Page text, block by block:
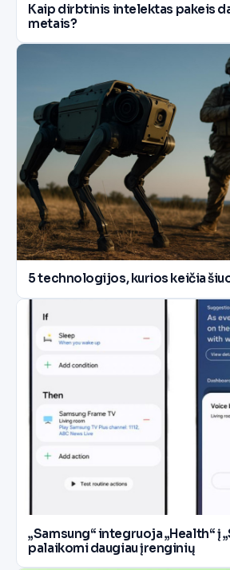
Kaip dirbtinis intelektas pakeis
metais?
5 technologijos, kurios keičia
„Samsung“ integruoja „Health“ į
palaikomi daugiau įrenginių